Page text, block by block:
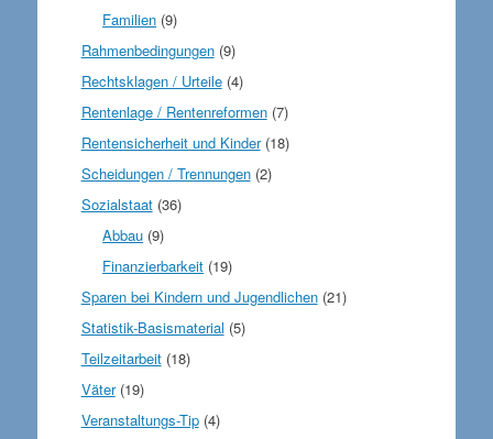
Familien (9)
Rahmenbedingungen(9)
Rechtsklagen / Urteile(4)
Rentenlage / Rentenreformen(7)
Rentensicherheit und Kinder(18)
Scheidungen / Trennungen(2)
Sozialstaat(36)
Abbau (9)
Finanzierbarkeit (19)
Sparen bei Kindern und Jugendlichen(21)
Statistik-Basismaterial (5)
Teilzeitarbeit(18)
Väter(19)
Veranstaltungs-Tip(4)